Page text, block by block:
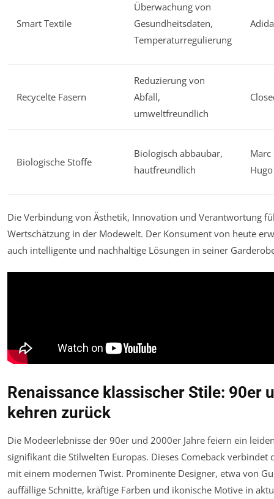
Smart Textile
Überwachung von
Gesundheitsdaten,
Temperaturregulierung
Recycelte Fasern
Reduzierung von
Abfall,
umweltfreundlich
Biologische Stoffe
Biologisch abbaubar,
hautfreundlich
Marc
Die Verbindung von Ästhetik, Innovation und Verantwortung
Wertschätzung in der Modewelt. Der Konsument von heute
auch intelligente und nachhaltige Lösungen in seiner
Renaissance klassischer Stile: 90er
kehren zurück
Die Modeerlebnisse der 90er und 2000er Jahre feiern ein
signifikant die Stilwelten Europas. Dieses Comeback verbindet
mit einem modernen Twist. Prominente Designer, etwa von
auffällige Schnitte, kräftige Farben und ikonische Motive in